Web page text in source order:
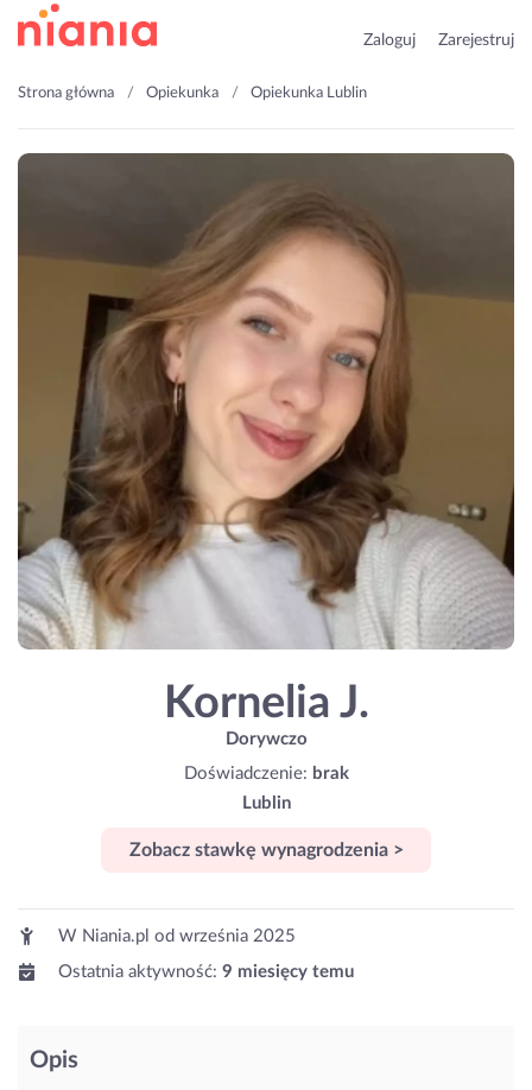
Zaloguj Zarejestruj
Strona główna Opiekunka Opiekunka Lublin
Kornelia J.
Dorywczo
Doświadczenie: brak
Lublin
Zobacz stawkę wynagrodzenia >
W Niania.pl od września 2025
Ostatnia aktywność: 9 miesięcy temu
Opis